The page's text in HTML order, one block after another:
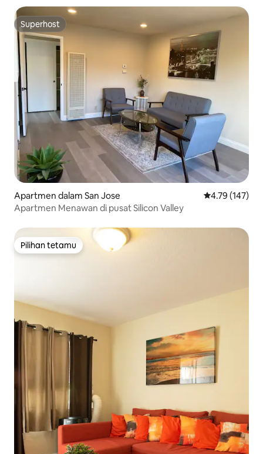
Superhost
Superhost
Apartmen dalam San Jose Penarafan
4.79 (147)
Apartmen Menawan di pusat Silicon Valley
Pilihan tetamu
Pilihan tetamu